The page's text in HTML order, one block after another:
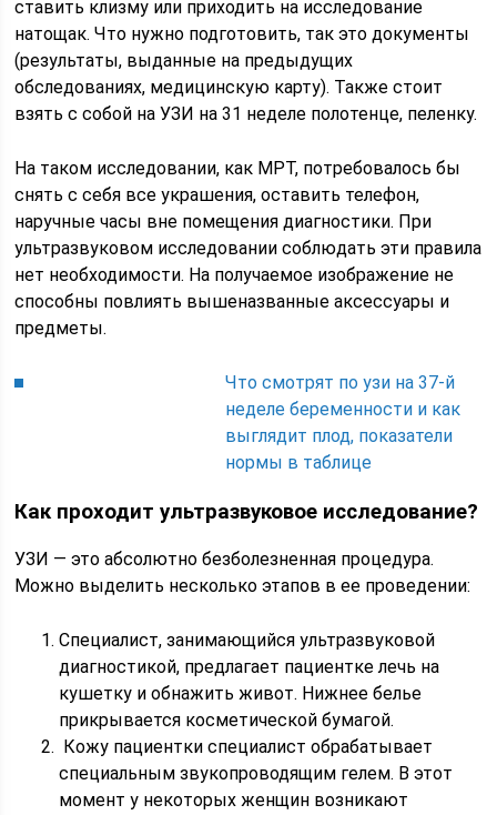
ставить клизму или приходить на исследование
натощак. Что нужно подготовить, так это документы
(результаты, выданные на предыдущих
обследованиях, медицинскую карту). Также стоит
взять с собой на УЗИ на 31 неделе полотенце, пеленку.
На таком исследовании, как МРТ, потребовалось бы
снять с себя все украшения, оставить телефон,
наручные часы вне помещения диагностики. При
ультразвуковом исследовании соблюдать эти правила
нет необходимости. На получаемое изображение не
способны повлиять вышеназванные аксессуары и
предметы.
Что смотрят по узи на 37-й
неделе беременности и как
выглядит плод, показатели
нормы в таблице
Как проходит ультразвуковое исследование?
УЗИ — это абсолютно безболезненная процедура.
Можно выделить несколько этапов в ее проведении:
Специалист, занимающийся ультразвуковой
диагностикой, предлагает пациентке лечь на
кушетку и обнажить живот. Нижнее белье
прикрывается косметической бумагой.
Кожу пациентки специалист обрабатывает
специальным звукопроводящим гелем. В этот
момент у некоторых женщин возникают